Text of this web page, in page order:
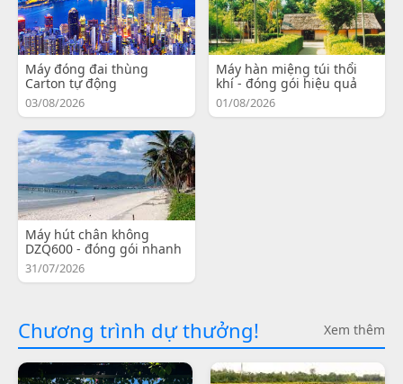
Máy đóng đai thùng
Carton tự động
03/08/2026
Máy hàn miệng túi thổi
khí - đóng gói hiệu quả
01/08/2026
Máy hút chân không
DZQ600 - đóng gói nhanh
31/07/2026
Chương trình dự thưởng! Xem thêm